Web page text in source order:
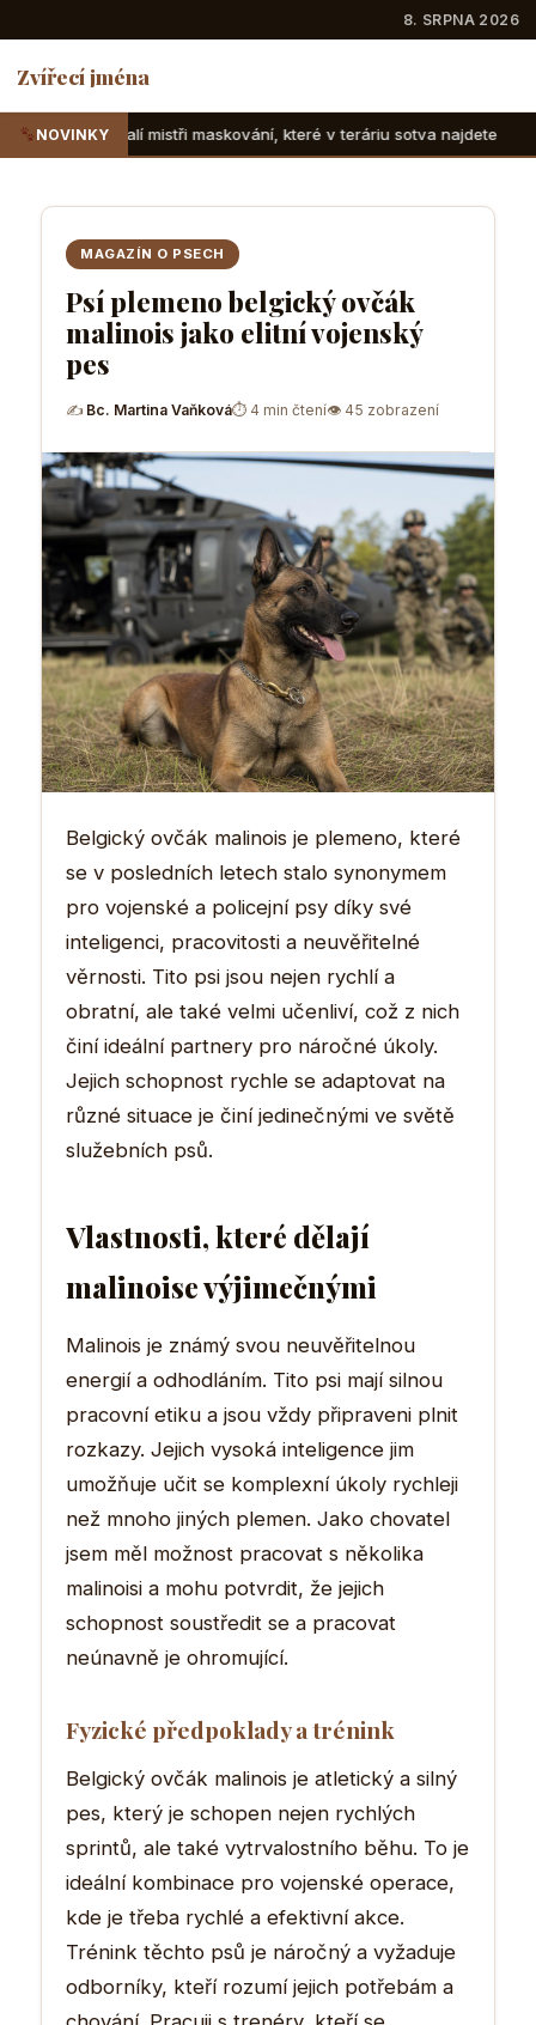
8. SRPNA 2026
Zvířecí jména
NOVINKY
maskování, které v teráriu sotva najdete Suchozemské
MAGAZÍN O PSECH
Psí plemeno belgický ovčák
malinois jako elitní vojenský
pes
✍ Bc. Martina Vaňková⏱ 4 min čtení👁 45 zobrazení
Belgický ovčák malinois je plemeno, které
se v posledních letech stalo synonymem
pro vojenské a policejní psy díky své
inteligenci, pracovitosti a neuvěřitelné
věrnosti. Tito psi jsou nejen rychlí a
obratní, ale také velmi učenliví, což z nich
činí ideální partnery pro náročné úkoly.
Jejich schopnost rychle se adaptovat na
různé situace je činí jedinečnými ve světě
služebních psů.
Vlastnosti, které dělají
malinoise výjimečnými
Malinois je známý svou neuvěřitelnou
energií a odhodláním. Tito psi mají silnou
pracovní etiku a jsou vždy připraveni plnit
rozkazy. Jejich vysoká inteligence jim
umožňuje učit se komplexní úkoly rychleji
než mnoho jiných plemen. Jako chovatel
jsem měl možnost pracovat s několika
malinoisi a mohu potvrdit, že jejich
schopnost soustředit se a pracovat
neúnavně je ohromující.
Fyzické předpoklady a trénink
Belgický ovčák malinois je atletický a silný
pes, který je schopen nejen rychlých
sprintů, ale také vytrvalostního běhu. To je
ideální kombinace pro vojenské operace,
kde je třeba rychlé a efektivní akce.
Trénink těchto psů je náročný a vyžaduje
odborníky, kteří rozumí jejich potřebám a